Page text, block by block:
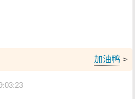
加油鸭 >